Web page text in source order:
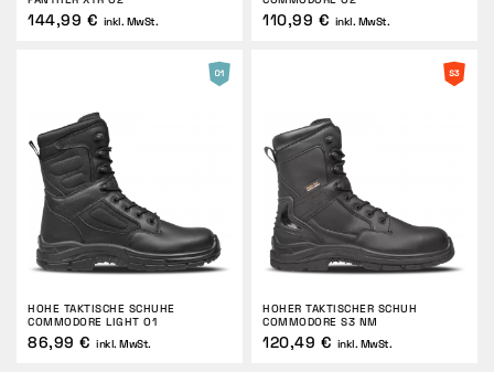
144,99 € inkl. MwSt. 110,99 € inkl. MwSt.
HOHE TAKTISCHE SCHUHE
COMMODORE LIGHT O1
86,99 € inkl. MwSt.
HOHER TAKTISCHER SCHUH
COMMODORE S3 NM
120,49 € inkl. MwSt.